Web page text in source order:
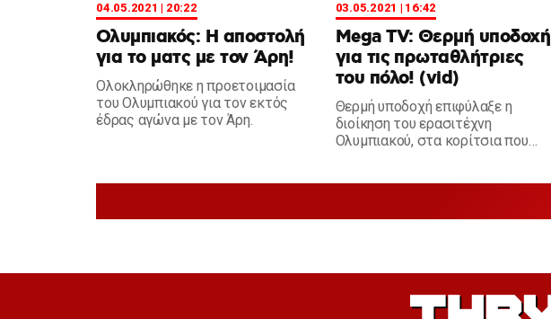
04.05.2021 | 20:22
Ολυμπιακός: Η αποστολή
για το ματς με τον Άρη!
Ολοκληρώθηκε η προετοιμασία
του Ολυμπιακού για τον εκτός
έδρας αγώνα με τον Άρη.
03.05.2021 | 16:42
Mega TV: Θερμή υποδοχή
για τις πρωταθλήτριες
του πόλο! (vid)
Θερμή υποδοχή επιφύλαξε η
διοίκηση του ερασιτέχνη
Ολυμπιακού, στα κορίτσια που